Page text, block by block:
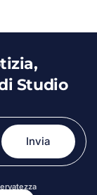
Studio